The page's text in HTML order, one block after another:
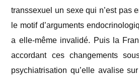
transsexuel un sexe qui n’est pas
le motif d’arguments
a elle-même invalidé. Puis la
accordant ces changements
psychiatrisation qu’elle avalise